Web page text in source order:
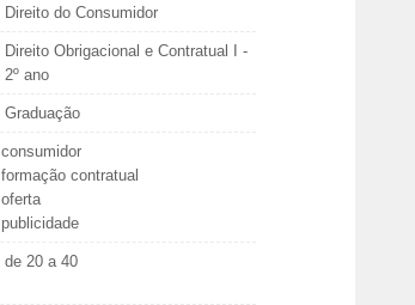
Direito do Consumidor
Direito Obrigacional e Contratual I -
2º ano
Graduação
consumidor
formação contratual
oferta
publicidade
de 20 a 40